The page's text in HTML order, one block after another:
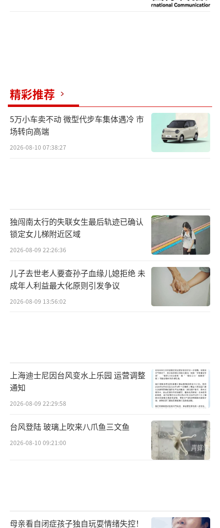
精彩推荐
5万小车卖不动 微型代步车集体遇冷 市
场转向高端
2026-08-10 07:38:27
独闯南太行的失联女生最后轨迹已确认
锁定女儿梯附近区域
2026-08-09 22:26:36
儿子去世老人要查孙子血缘儿媳拒绝 未
成年人利益最大化原则引发争议
2026-08-09 13:56:02
上海迪士尼因台风变水上乐园 运营调整
通知
2026-08-09 22:29:58
台风登陆 玻璃上吹来八爪鱼三文鱼
2026-08-10 09:21:00
母亲看自闭症孩子独自玩耍情绪失控！